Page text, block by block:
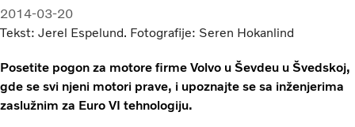
Dealer locator
Vesti
Volvo Truck Builder
Javite nam se
2014-03-20
Tekst: Jerel Espelund. Fotografije: Seren Hokanlind
Posetite pogon za motore firme Volvo u Ševdeu u Švedskoj,
gde se svi njeni motori prave, i upoznajte se sa inženjerima
zaslužnim za Euro VI tehnologiju.